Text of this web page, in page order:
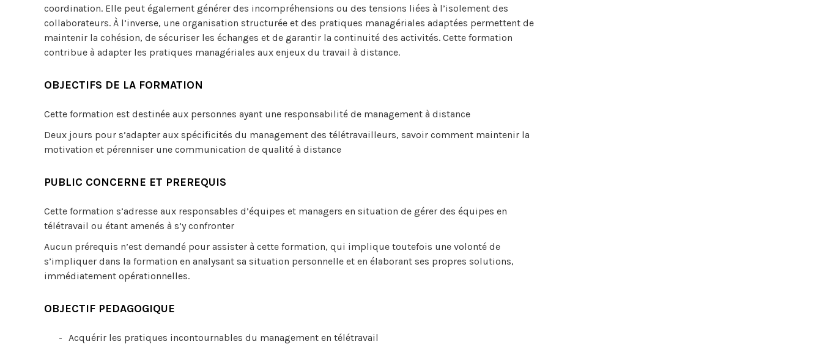
coordination. Elle peut également générer des incompréhensions ou des tensions liées à l’isolement des
collaborateurs. À l’inverse, une organisation structurée et des pratiques managériales adaptées permettent de
maintenir la cohésion, de sécuriser les échanges et de garantir la continuité des activités. Cette formation
contribue à adapter les pratiques managériales aux enjeux du travail à distance.
OBJECTIFS DE LA FORMATION
Cette formation est destinée aux personnes ayant une responsabilité de management à distance
Deux jours pour s’adapter aux spécificités du management des télétravailleurs, savoir comment maintenir la
motivation et pérenniser une communication de qualité à distance
PUBLIC CONCERNE ET PREREQUIS
Cette formation s’adresse aux responsables d’équipes et managers en situation de gérer des équipes en
télétravail ou étant amenés à s’y confronter
Aucun prérequis n’est demandé pour assister à cette formation, qui implique toutefois une volonté de
s’impliquer dans la formation en analysant sa situation personnelle et en élaborant ses propres solutions,
immédiatement opérationnelles.
OBJECTIF PEDAGOGIQUE
Acquérir les pratiques incontournables du management en télétravail